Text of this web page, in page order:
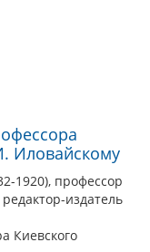
Иловайскому
1920), профессор
издатель
Киевского